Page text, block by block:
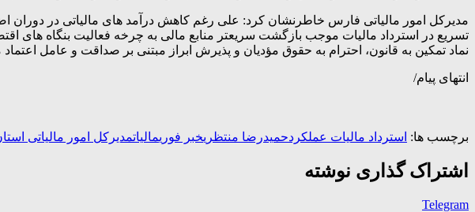
مدیرکل امور مالیاتی فارس خاطرنشان کرد: علی رغم کاهش درآمد های مالیاتی در دوران
تسریع در استرداد مالیات موجب بازگشت سریعتر منابع مالی به چرخه فعالیت بنگاه های
نماد تمکین به قانون، احترام به حقوق مؤدیان و پذیرش ابراز مبتنی بر صداقت و عامل
انتهای پیام/
برچسب ها: استرداد مالیات عملکردحمیدرضا منتظریخبر فوریمالیاتمدیرکل امور مالیاتی
اشتراک گذاری نوشته
Telegram